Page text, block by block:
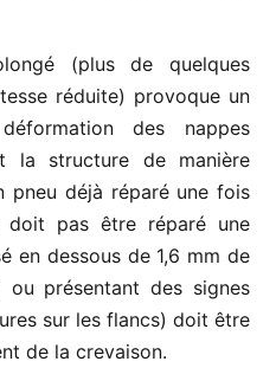
(plus de quelques
réduite) provoque un
des nappes
la structure de manière
pneu déjà réparé une fois
pas être réparé une
en dessous de 1,6 mm de
ou présentant des signes
sur les flancs) doit être
de la crevaison.